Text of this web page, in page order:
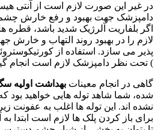
در غیر این صورت لازم است از آنتی
دامپزشک جهت بهبود و رفع خارش چشم
اگر بلفاریت آلرژیک شدید باشد، قطره
لازم را در بهبود روند التهاب و خارش
پذیر می سازد. استفاده از
) تحت نظر دامپزشک لازم است انجام
گاهی در انجام معینات بهداشت اولیه
نشده اند. این توله ها اغلب به عفونت
برای باز کردن پلک ها لازم است ابتدا